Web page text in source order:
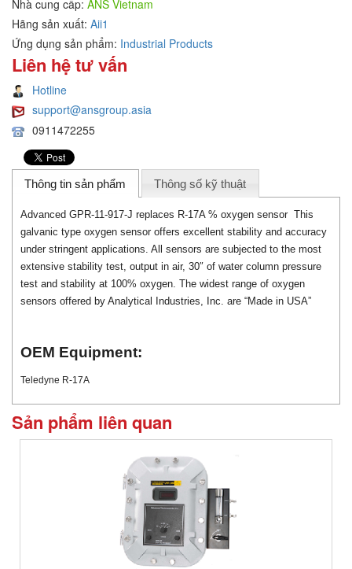
Nhà cung cấp: ANS Vietnam
Hãng sản xuất: Aii1
Ứng dụng sản phẩm: Industrial Products
Liên hệ tư vấn
Hotline
support@ansgroup.asia
0911472255
Thông tin sản phẩm Thông số kỹ thuật
Advanced GPR-11-917-J replaces R-17A % oxygen sensor This
galvanic type oxygen sensor offers excellent stability and accuracy
under stringent applications. All sensors are subjected to the most
extensive stability test, output in air, 30″ of water column pressure
test and stability at 100% oxygen. The widest range of oxygen
sensors offered by Analytical Industries, Inc. are “Made in USA”
OEM Equipment:
Teledyne R-17A
Sản phẩm liên quan